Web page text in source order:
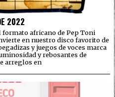
2022
formato africano de Pep Toni
en nuestro disco favorito de
y juegos de voces marca
y rebosantes de
arreglos en